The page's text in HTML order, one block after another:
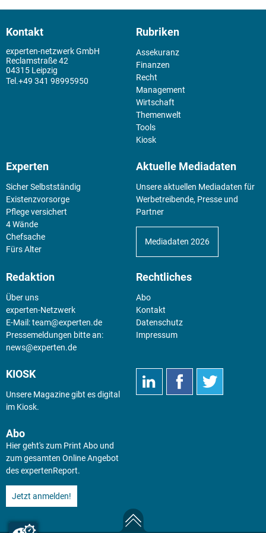
Kontakt
experten-netzwerk GmbH
Reclamstraße 42
04315 Leipzig
+49 341 98995950
Rubriken
Assekuranz
Finanzen
Recht
Management
Wirtschaft
Themenwelt
Tools
Kiosk
Experten
Sicher Selbstständig
Existenz­vorsorge
Pflege versichert
4 Wände
Chefsache
Fürs Alter
Aktuelle Mediadaten
Unsere aktuellen Mediadaten für
Werbetreibende, Presse und
Partner
Mediadaten 2026
Redaktion
Über uns
experten-Netzwerk
E-Mail:team@experten.de
Pressemeldungen bitte an:
news@experten.de
Rechtliches
Abo
Kontakt
Datenschutz
Impressum
KIOSK
Unsere Magazine gibt es digital
im Kiosk.
Abo
Hier geht's zum Print Abo und
zum gesamten Online Angebot
des expertenReport.
Jetzt anmelden!